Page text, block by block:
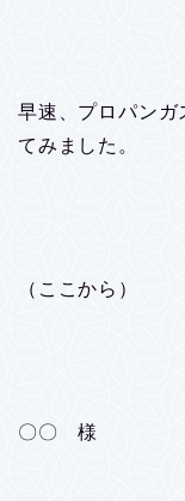
早速、プロパンガ
てみました。
（ここから）
〇〇 様